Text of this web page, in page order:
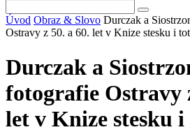
Úvod Obraz & Slovo Durczak a
Ostravy z 50. a 60. let v Knize stesku i
Durczak a
fotografie Ostravy
let v Knize stesku